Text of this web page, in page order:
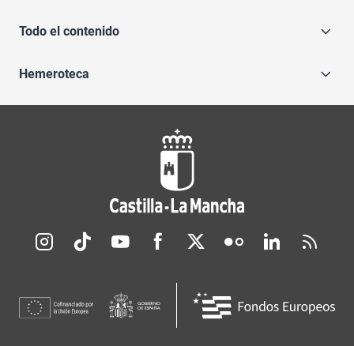
Todo el contenido
Hemeroteca
Redes sociales JCCM